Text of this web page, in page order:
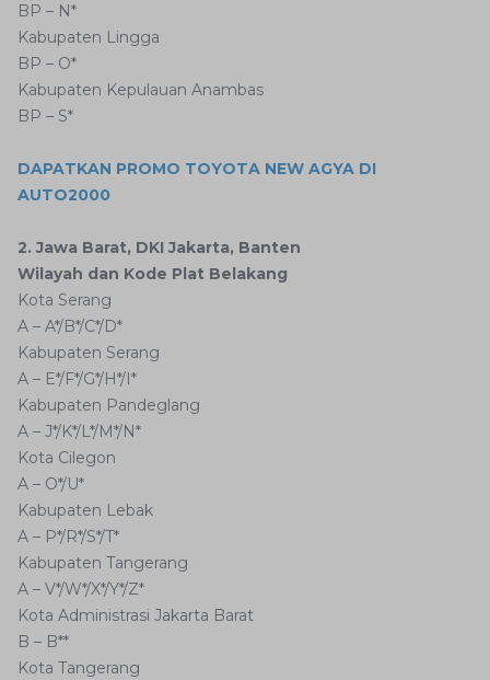
BP – N*
Kabupaten Lingga
BP – O*
Kabupaten Kepulauan Anambas
BP – S*
DAPATKAN PROMO TOYOTA NEW AGYA DI
AUTO2000
2. Jawa Barat, DKI Jakarta, Banten
Wilayah dan Kode Plat Belakang
Kota Serang
A – A*/B*/C*/D*
Kabupaten Serang
A – E*/F*/G*/H*/I*
Kabupaten Pandeglang
A – J*/K*/L*/M*/N*
Kota Cilegon
A – O*/U*
Kabupaten Lebak
A – P*/R*/S*/T*
Kabupaten Tangerang
A – V*/W*/X*/Y*/Z*
Kota Administrasi Jakarta Barat
B – B**
Kota Tangerang